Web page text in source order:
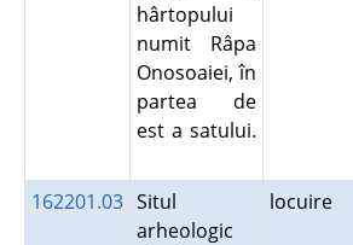
hârtopului
numit Râpa
Onosoaiei, în
partea de
est a satului.
162201.03 Situl
arheologic
locuire